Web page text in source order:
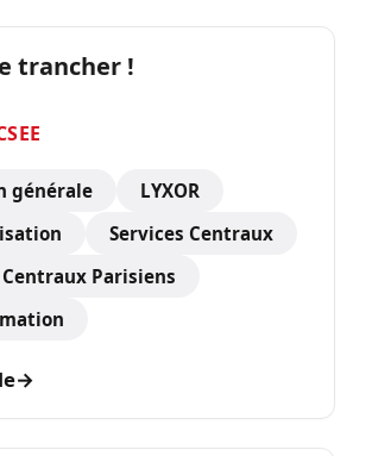
trancher !
générale
LYXOR
Services Centraux
Parisiens
→